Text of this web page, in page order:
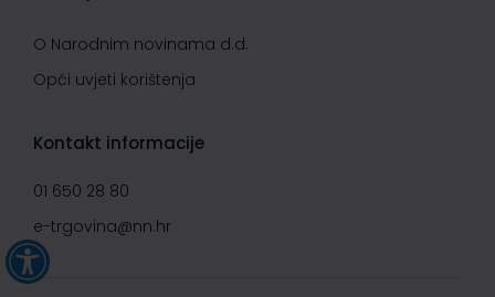
O Narodnim novinama d.d.
Opći uvjeti korištenja
Kontakt informacije
01 650 28 80
e-trgovina@nn.hr